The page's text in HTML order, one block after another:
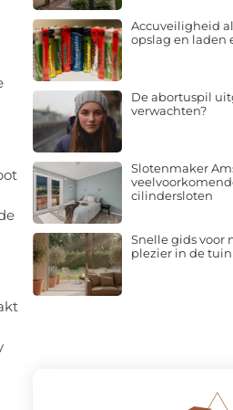
Accuveiligheid
opslag en laden
De abortuspil
verwachten?
Slotenmaker
cilindersloten
Snelle gids voor
plezier in de tuin